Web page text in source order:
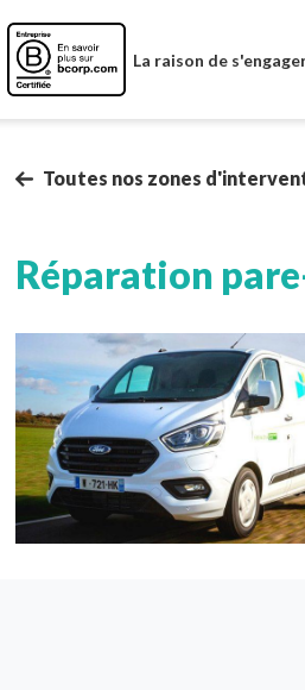
Image
La raison de
Toutes nos zones
Réparation